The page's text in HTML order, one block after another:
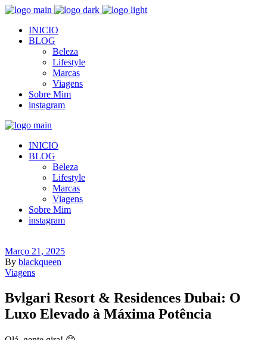
INICIO
BLOG
Beleza
Lifestyle
Marcas
Viagens
Sobre Mim
instagram
INICIO
BLOG
Beleza
Lifestyle
Marcas
Viagens
Sobre Mim
instagram
Março 21, 2025
By blackqueen
Viagens
Bvlgari Resort & Residences Dubai: O
Luxo Elevado à Máxima Potência